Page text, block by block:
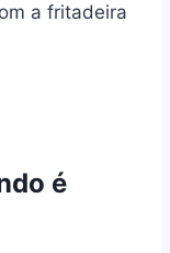
a fritadeira
é